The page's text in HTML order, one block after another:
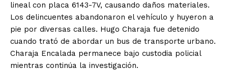
lineal con placa 6143-7V, causando daños materiales.
Los delincuentes abandonaron el vehículo y huyeron a
pie por diversas calles. Hugo Charaja fue detenido
cuando trató de abordar un bus de transporte urbano.
Charaja Encalada permanece bajo custodia policial
mientras continúa la investigación.